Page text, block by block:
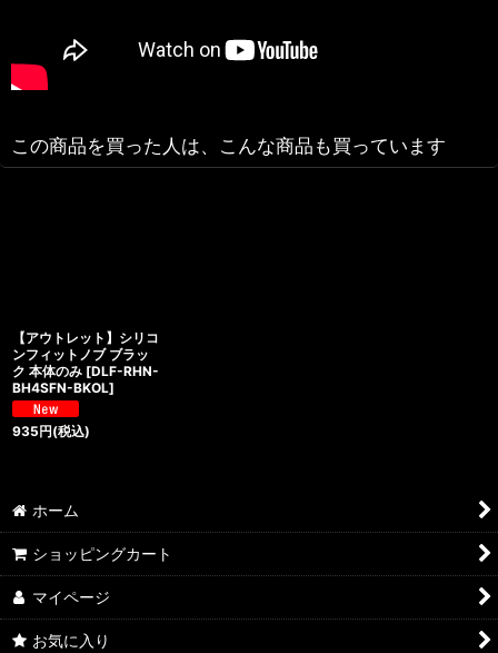
この商品を買った人は、こんな商品も買っています
【アウトレット】シリコ
ンフィットノブ ブラッ
ク 本体のみ [DLF-RHN-
BH4SFN-BKOL]
935円(税込)
ホーム
ショッピングカート
マイページ
お気に入り